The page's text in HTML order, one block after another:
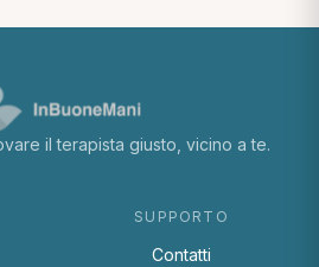
il terapista giusto, vicino a te.
SUPPORTO
Contatti